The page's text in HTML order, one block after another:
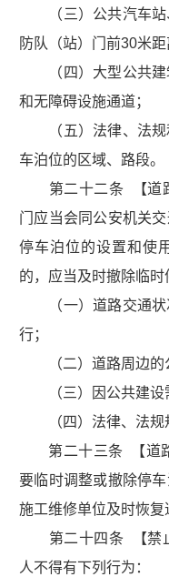
（三）公共汽车站
防队（站）门前30米距
（四）大型公共建
和无障碍设施通道；
（五）法律、法规
车泊位的区域、路段。
第二十二条 【道路
门应当会同公安机关
停车泊位的设置和使
的，应当及时撤除临时
（一）道路交通状
行；
（二）道路周边的公
（三）因公共建设
（四）法律、法规
第二十三条 【道路
要临时调整或撤除停
施工维修单位及时恢复
第二十四条 【禁止
人不得有下列行为：